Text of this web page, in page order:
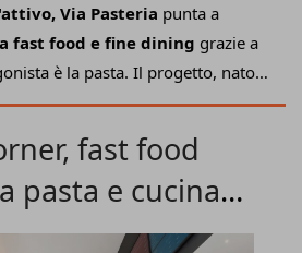
Via Pasteria punta a
fast food e fine dining grazie a
è la pasta. Il progetto, nato
imprenditori, infatti, propone
e 4 sughi tradizionali in
a partire dal pranzo.
fast food
pasta e cucina